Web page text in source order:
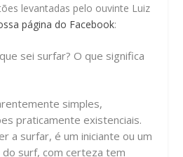
levantadas pelo ouvinte Luiz
página do Facebook:
sei surfar? O que significa
simples,
praticamente existenciais.
a surfar, é um iniciante ou um
do surf, com certeza tem